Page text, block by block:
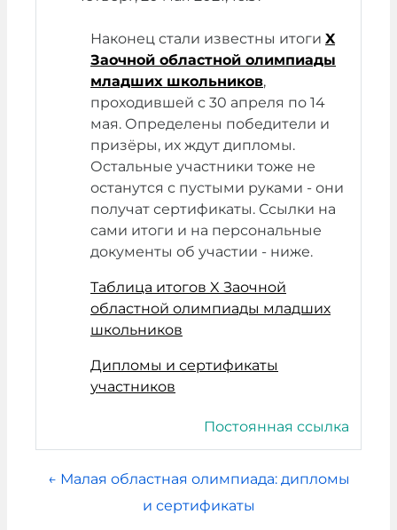
Наконец стали известны итоги X
Заочной областной олимпиады
младших школьников,
проходившей с 30 апреля по 14
мая. Определены победители и
призёры, их ждут дипломы.
Остальные участники тоже не
останутся с пустыми руками - они
получат сертификаты. Ссылки на
сами итоги и на персональные
документы об участии - ниже.
Таблица итогов X Заочной
областной олимпиады младших
школьников
Дипломы и сертификаты
участников
Постоянная ссылка
← Малая областная олимпиада: дипломы
и сертификаты